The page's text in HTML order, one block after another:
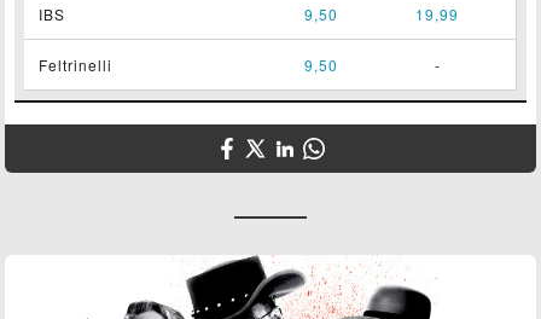
IBS 9,50 19,99
Feltrinelli 9,50 -